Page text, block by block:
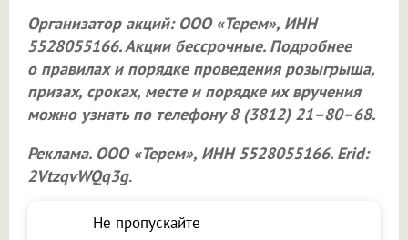
Организатор акций: ООО «Терем», ИНН
5528055166. Акции бессрочные. Подробнее
о правилах и порядке проведения розыгрыша,
призах, сроках, месте и порядке их вручения
можно узнать по телефону 8 (3812) 21–80–68.
Реклама. ООО «Терем», ИНН 5528055166. Erid:
2VtzqvWQq3g.
Не пропускайте